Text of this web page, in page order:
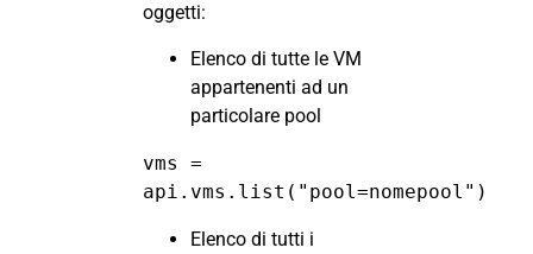
oggetti:
Elenco di tutte le VM
appartenenti ad un
particolare pool
vms =
api.vms.list("pool=nomepool")
Elenco di tutti i